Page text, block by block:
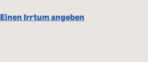
Einen Irrtum angeben